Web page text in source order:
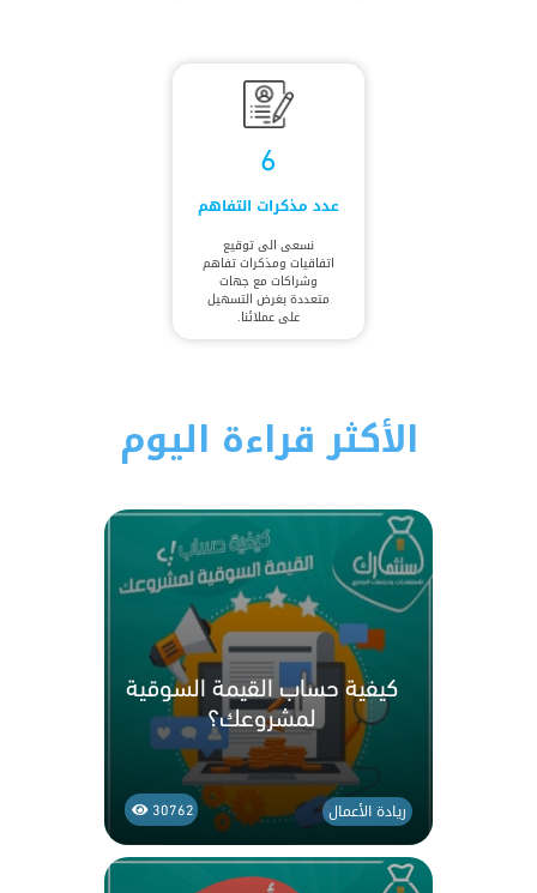
6
عدد مذكرات التفاهم
نسعى الى توقيع
اتفاقيات ومذكرات تفاهم
وشراكات مع جهات
متعددة بغرض التسهيل
على عملائنا.
الأكثر قراءة اليوم
كيفية حساب القيمة السوقية
لمشروعك؟
30762 ريادة الأعمال